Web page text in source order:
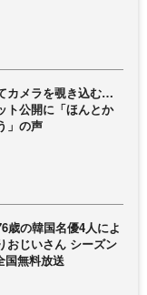
カメラを覗き込む…
ト公開に「ほんとか
」の声
歳の韓国名優4人によ
じいさん シーズン
国無料放送